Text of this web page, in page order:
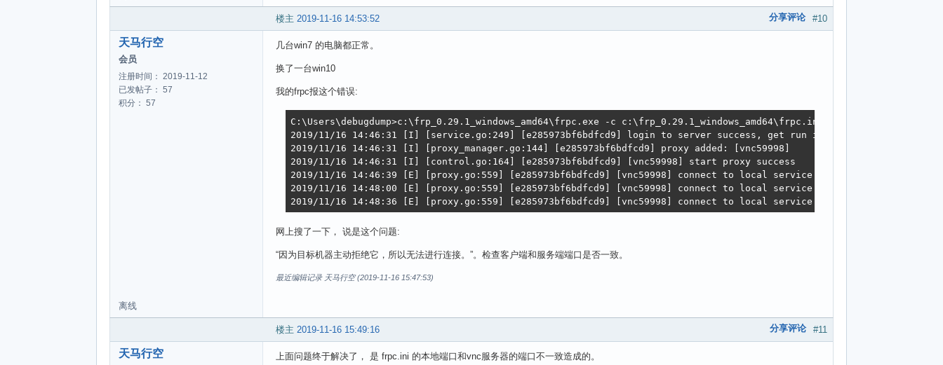
楼主 #10
2019-11-16 14:53:52 分享评论
天马行空
会员
注册时间： 2019-11-12
已发帖子： 57
积分： 57
几台win7 的电脑都正常。
换了一台win10
我的frpc报这个错误:
C:\Users\debugdump>c:\frp_0.29.1_windows_amd64\frpc.exe -c c:\frp_0.29.1_windows_amd64\frpc.ini
2019/11/16 14:46:31 [I] [service.go:249] [e285973bf6bdfcd9] login to server success, get run id
2019/11/16 14:46:31 [I] [proxy_manager.go:144] [e285973bf6bdfcd9] proxy added: [vnc59998]
2019/11/16 14:46:31 [I] [control.go:164] [e285973bf6bdfcd9] [vnc59998] start proxy success
2019/11/16 14:46:39 [E] [proxy.go:559] [e285973bf6bdfcd9] [vnc59998] connect to local service [127.0.0.1:59998]
2019/11/16 14:48:00 [E] [proxy.go:559] [e285973bf6bdfcd9] [vnc59998] connect to local service [127.0.0.1:59998]
2019/11/16 14:48:36 [E] [proxy.go:559] [e285973bf6bdfcd9] [vnc59998] connect to local service [127.0.0.1:59998]
网上搜了一下， 说是这个问题:
“因为目标机器主动拒绝它，所以无法进行连接。”。检查客户端和服务端端口是否一致。
最近编辑记录 天马行空 (2019-11-16 15:47:53)
离线
楼主 #11
2019-11-16 15:49:16 分享评论
天马行空 上面问题终于解决了， 是 frpc.ini 的本地端口和vnc服务器的端口不一致造成的。